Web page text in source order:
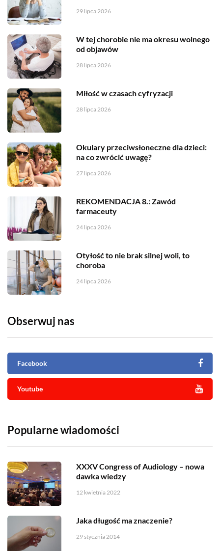
29 lipca 2026
W tej chorobie nie ma okresu wolnego
od objawów
28 lipca 2026
Miłość w czasach cyfryzacji
28 lipca 2026
Okulary przeciwsłoneczne dla dzieci:
na co zwrócić uwagę?
27 lipca 2026
REKOMENDACJA 8.: Zawód
farmaceuty
24 lipca 2026
Otyłość to nie brak silnej woli, to
choroba
24 lipca 2026
Obserwuj nas
Facebook
Youtube
Popularne wiadomości
XXXV Congress of Audiology – nowa
dawka wiedzy
12 kwietnia 2022
Jaka długość ma znaczenie?
29 stycznia 2014